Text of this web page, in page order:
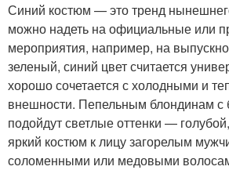
Синий костюм — это тренд
можно надеть на официальные или
мероприятия, например, на
зеленый, синий цвет считается
хорошо сочетается с холодными и
внешности. Пепельным блондинам с
подойдут светлые оттенки —
яркий костюм к лицу загорелым
соломенными или медовыми